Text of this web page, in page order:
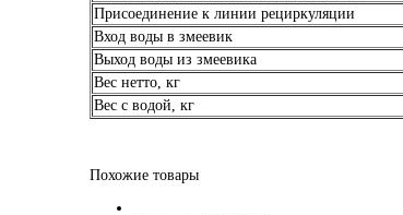
Присоединение к линии рециркуляции
Вход воды в змеевик
Выход воды из змеевика
Вес нетто, кг
Вес с водой, кг
Похожие товары